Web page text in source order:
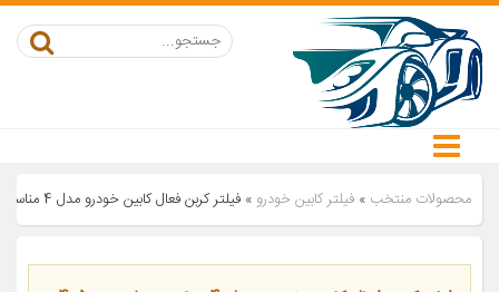
محصولات منتخب » فیلتر کابین خودرو » فیلتر کربن فعال کابین خودرو مدل 4 مناسب برای پژو 405